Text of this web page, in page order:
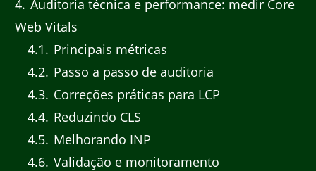
4 Auditoria técnica e performance: medir Core
Web Vitals
4.1
Principais métricas
4.2 Passo a passo de auditoria
4.3 Correções práticas para LCP
4.4 Reduzindo CLS
4.5 Melhorando INP
4.6 Validação e monitoramento